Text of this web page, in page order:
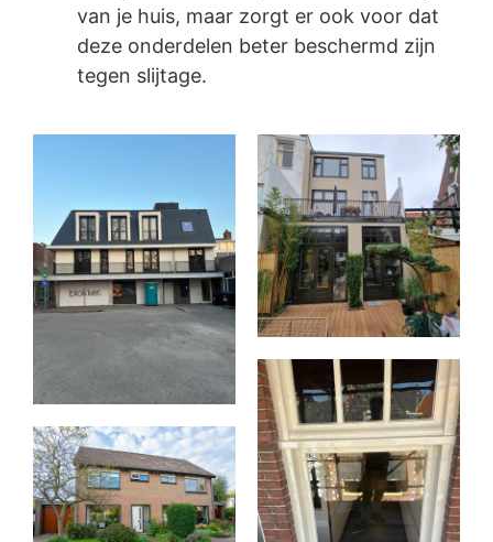
van je huis, maar zorgt er ook voor dat
deze onderdelen beter beschermd zijn
tegen slijtage.